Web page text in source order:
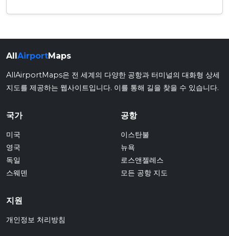
AllAirportMaps
AllAirportMaps은 전 세계의 다양한 공항과 터미널의 대화형 상세
지도를 제공하는 웹사이트입니다. 이를 통해 길을 찾을 수 있습니다.
국가
미국
영국
독일
스웨덴
공항
이스탄불
뉴욕
로스앤젤레스
모든 공항 지도
지원
개인정보 처리방침